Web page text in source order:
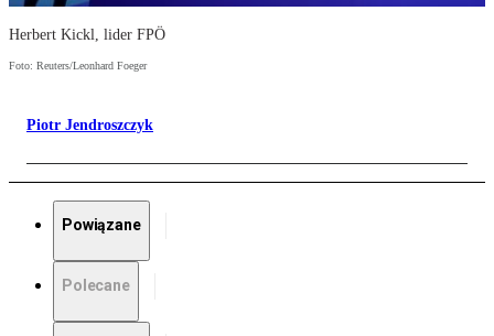
Herbert Kickl, lider FPÖ
Foto: Reuters/Leonhard Foeger
Piotr Jendroszczyk
Powiązane
Polecane